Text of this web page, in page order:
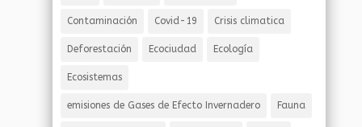
Contaminación Covid-19 Crisis climatica
Deforestación Ecociudad Ecología
Ecosistemas
emisiones de Gases de Efecto Invernadero Fauna